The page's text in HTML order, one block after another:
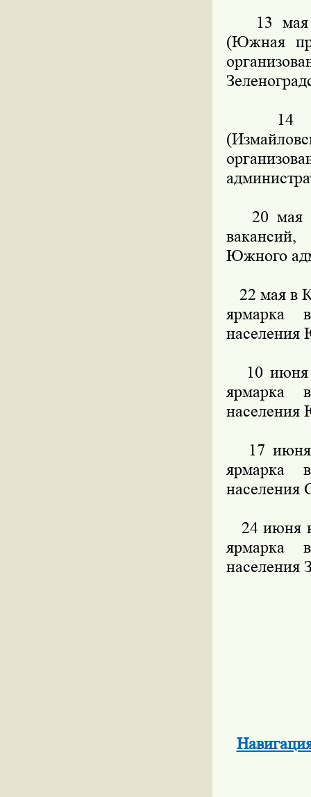
13 мая в
(Южная
14 мая
20 мая
вакансий,
Южного
22 мая в
ярмарка
населения
10 июня
ярмарка
населения
17 июня
ярмарка
населения
24 июня в
ярмарка
населения